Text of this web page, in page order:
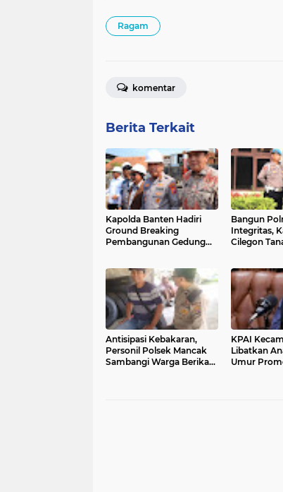
Ragam
komentar
Berita Terkait
Kapolda Banten Hadiri
Ground Breaking
Pembangunan Gedung
Bangun
Integritas,
Cilegon
Wujudkan
Presisi
Antisipasi Kebakaran,
Personil Polsek Mancak
Sambangi Warga Berikan
KPAI
Libatkan
Umur